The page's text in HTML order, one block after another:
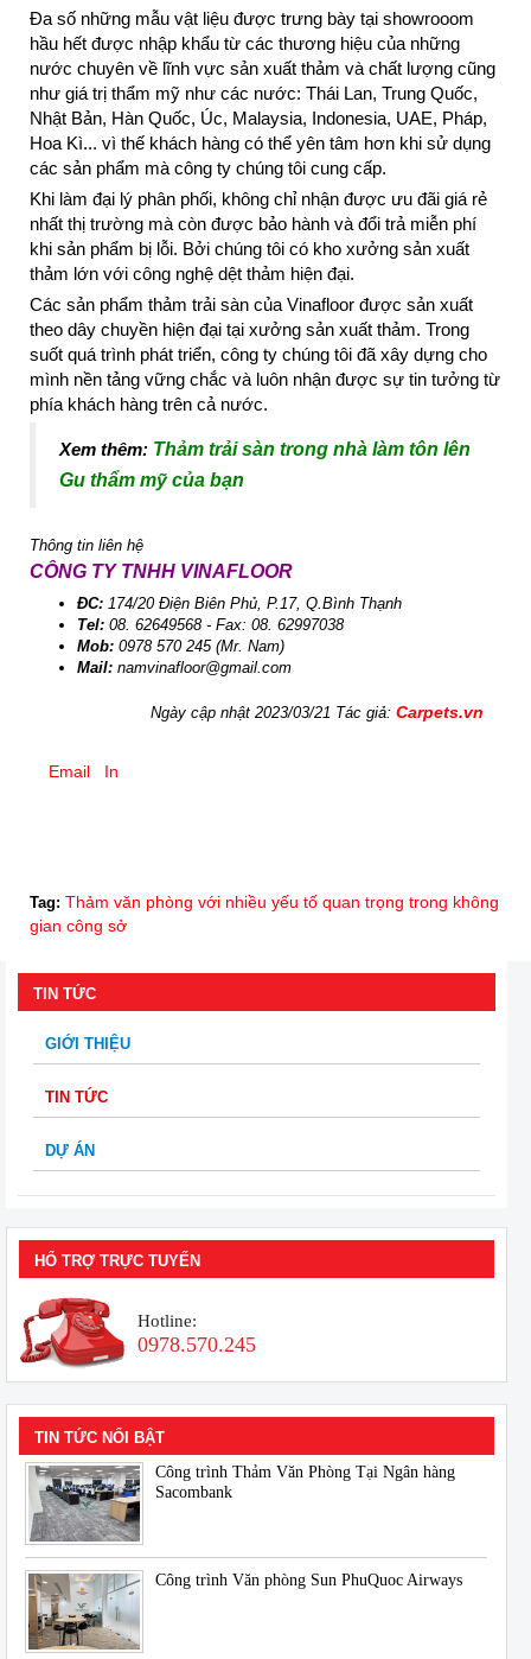
Đa số những mẫu vật liệu được trưng bày tại showrooom
hầu hết được nhập khẩu từ các thương hiệu của những
nước chuyên về lĩnh vực sản xuất thảm và chất lượng cũng
như giá trị thẩm mỹ như các nước: Thái Lan, Trung Quốc,
Nhật Bản, Hàn Quốc, Úc, Malaysia, Indonesia, UAE, Pháp,
Hoa Kì... vì thế khách hàng có thể yên tâm hơn khi sử dụng
các sản phẩm mà công ty chúng tôi cung cấp.
Khi làm đại lý phân phối, không chỉ nhận được ưu đãi giá rẻ
nhất thị trường mà còn được bảo hành và đổi trả miễn phí
khi sản phẩm bị lỗi. Bởi chúng tôi có kho xưởng sản xuất
thảm lớn với công nghệ dệt thảm hiện đại.
Các sản phẩm thảm trải sàn của Vinafloor được sản xuất
theo dây chuyền hiện đại tại xưởng sản xuất thảm. Trong
suốt quá trình phát triển, công ty chúng tôi đã xây dựng cho
mình nền tảng vững chắc và luôn nhận được sự tin tưởng từ
phía khách hàng trên cả nước.
Xem thêm: Thảm trải sàn trong nhà làm tôn lên
Gu thẩm mỹ của bạn
Thông tin liên hệ
CÔNG TY TNHH VINAFLOOR
ĐC: 174/20 Điện Biên Phủ, P.17, Q.Bình Thạnh
Tel: 08. 62649568 - Fax: 08. 62997038
Mob: 0978 570 245 (Mr. Nam)
Mail: namvinafloor@gmail.com
Ngày cập nhật 2023/03/21 Tác giả: Carpets.vn
Email In
Tag: Thảm văn phòng với nhiều yếu tố quan trọng trong không
gian công sở
TIN TỨC
GIỚI THIỆU
TIN TỨC
DỰ ÁN
HỔ TRỢ TRỰC TUYẾN
Hotline:
0978.570.245
TIN TỨC NỔI BẬT
Công trình Thảm Văn Phòng Tại Ngân hàng
Sacombank
Công trình Văn phòng Sun PhuQuoc Airways